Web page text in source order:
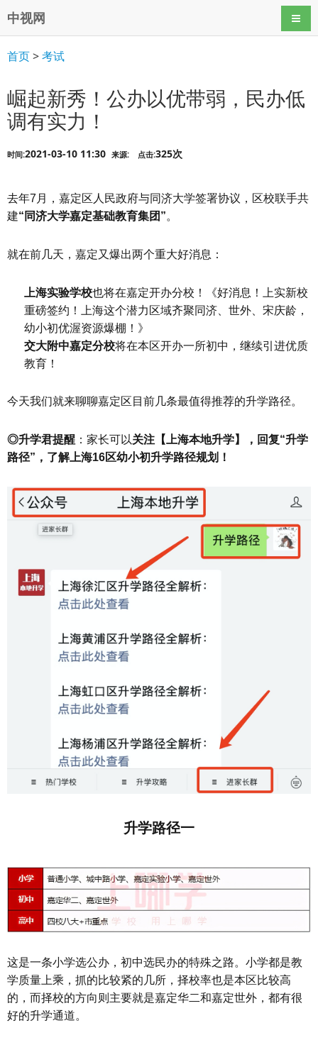
中视网 导航
首页>考试
崛起新秀！公办以优带弱，民办低
调有实力！
时间:2021-03-10 11:30 来源: 点击:325次
去年7月，嘉定区人民政府与同济大学签署协议，区校联手共
建“同济大学嘉定基础教育集团”。
就在前几天，嘉定又爆出两个重大好消息：
上海实验学校也将在嘉定开办分校！《好消息！上实新校
重磅签约！上海这个潜力区域齐聚同济、世外、宋庆龄，
幼小初优渥资源爆棚！》
交大附中嘉定分校将在本区开办一所初中，继续引进优质
教育！
今天我们就来聊聊嘉定区目前几条最值得推荐的升学路径。
◎升学君提醒 ：家长可以关注【上海本地升学】，回复“升学
路径”，了解上海16区幼小初升学路径规划！
升学路径一
这是一条小学选公办，初中选民办的特殊之路。小学都是教
学质量上乘，抓的比较紧的几所，择校率也是本区比较高
的，而择校的方向则主要就是嘉定华二和嘉定世外，都有很
好的升学通道。